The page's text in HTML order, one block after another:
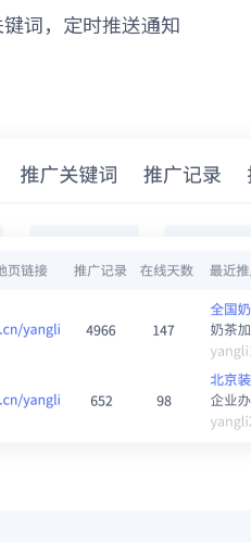
词，定时推送通知